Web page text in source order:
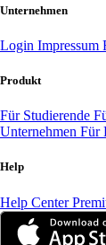
Unternehmen
Login Impressum
Produkt
Für Studierende
Unternehmen Für
Help
Help Center